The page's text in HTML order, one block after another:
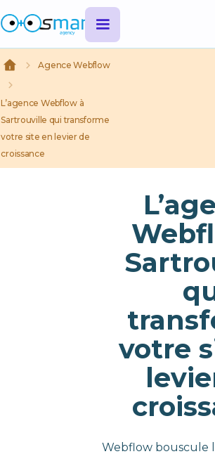
Agence Webflow
L’agence Webflow à
Sartrouville qui transforme
votre site en levier de
croissance
votre
Webflow bouscule